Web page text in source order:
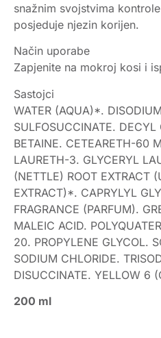
snažnim svojstvima
posjeduje njezin korijen.
Način uporabe
Zapjenite na mokroj kosi i
Sastojci
WATER (AQUA)*.
SULFOSUCCINATE.
BETAINE. CETEARETH-60
LAURETH-3. GLYCERYL
(NETTLE) ROOT EXTRACT
EXTRACT)*. CAPRYLYL
FRAGRANCE (PARFUM).
MALEIC ACID.
20. PROPYLENE GLYCOL.
SODIUM CHLORIDE.
DISUCCINATE. YELLOW 6
200 ml